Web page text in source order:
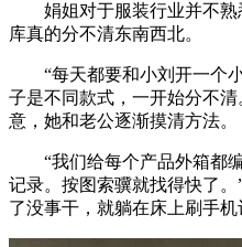
娟姐对于服装行业并不熟
库真的分不清东南西北。
“每天都要和小刘开一个小
子是不同款式，一开始分不
意，她和老公逐渐摸清方法。
“我们给每个产品外箱都编
记录。按图索骥就找得快了
了没事干，就躺在床上刷手机